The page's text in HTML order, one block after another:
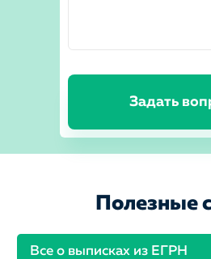
Задать
Полезные
Все о выписках из ЕГРН